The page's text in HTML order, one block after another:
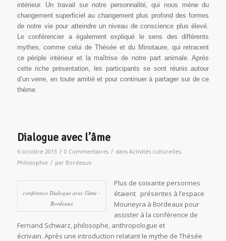
intérieur. Un travail sur notre personnalité, qui nous mène du
changement superficiel au changement plus profond des formes
de notre vie pour atteindre un niveau de conscience plus élevé.
Le conférencier a également expliqué le sens des différents
mythes, comme celui de Thésée et du Minotaure, qui retracent
ce périple intérieur et la maîtrise de notre part animale. Après
cette riche présentation, les participants se sont réunis autour
d’un verre, en toute amitié et pour continuer à partager sur de ce
thème.
Dialogue avec l’âme
6 octobre 2013 / 0 Commentaires / dans Activités culturelles,
Philosophie / par Bordeaux
conférence Dialogue avec l'âme -
Bordeaux
Plus de soixante personnes
étaient présentes à l’espace
Mouneyra à Bordeaux pour
assister à la conférence de
Fernand Schwarz, philosophe, anthropologue et
écrivain. Après une introduction relatant le mythe de Thésée